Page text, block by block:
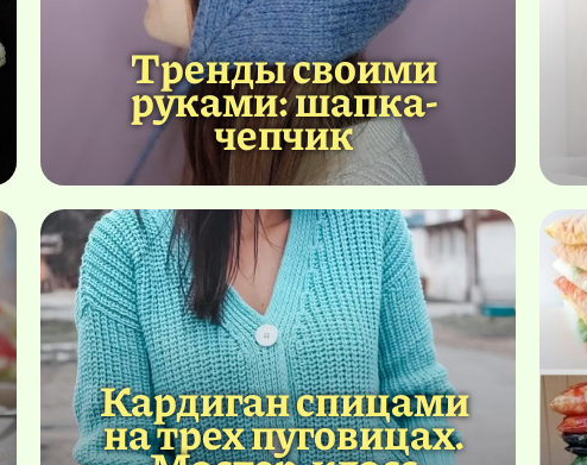
Тренды своими
руками: шапка-
чепчик
Кардиган спицами
на трех пуговицах.